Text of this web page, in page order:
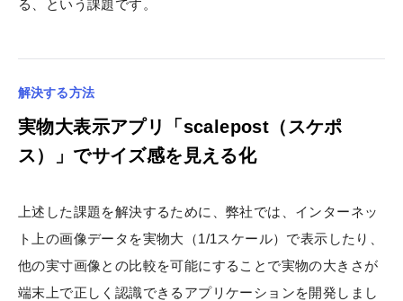
る、という課題です。
解決する方法
実物大表示アプリ「scalepost（スケポ
ス）」でサイズ感を見える化
上述した課題を解決するために、弊社では、インターネッ
ト上の画像データを実物大（1/1スケール）で表示したり、
他の実寸画像との比較を可能にすることで実物の大きさが
端末上で正しく認識できるアプリケーションを開発しまし